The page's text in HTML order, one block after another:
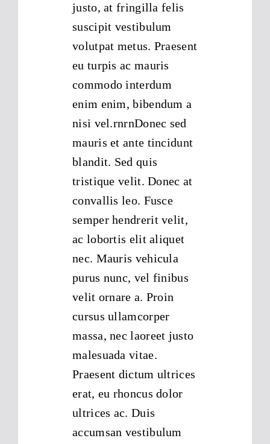
justo, at fringilla felis
suscipit vestibulum
volutpat metus. Praesent
eu turpis ac mauris
commodo interdum
enim enim, bibendum a
nisi vel.rnrnDonec sed
mauris et ante tincidunt
blandit. Sed quis
tristique velit. Donec at
convallis leo. Fusce
semper hendrerit velit,
ac lobortis elit aliquet
nec. Mauris vehicula
purus nunc, vel finibus
velit ornare a. Proin
cursus ullamcorper
massa, nec laoreet justo
malesuada vitae.
Praesent dictum ultrices
erat, eu rhoncus dolor
ultrices ac. Duis
accumsan vestibulum